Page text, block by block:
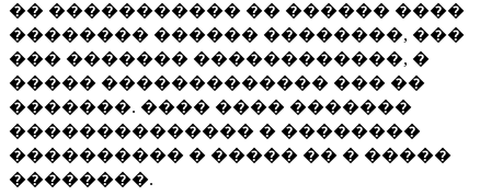
�� ����������� �� ������ ����
�������� ������ ��������, ���
��� ������� ������������, �
����� ������������� ��� ��
�������. ���� ���� �������
�������������� � ��������
���������� � ����� �� � �����
��������.